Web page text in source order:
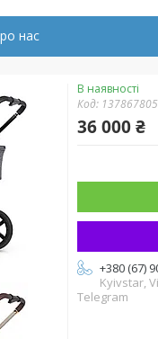
нас
В наявності
Код:
36 000 ₴
+380 (67)
Kyivstar,
Telegram